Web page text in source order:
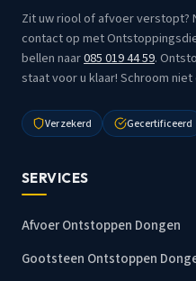
Zit uw riool of afvoer verstopt?
contact op met
bellen naar085 019 44 59.
staat voor u klaar! Schroom
Verzekerd Gecertificeerd
SERVICES
Afvoer Ontstoppen Dongen
Gootsteen Ontstoppen